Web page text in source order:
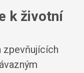
k životní
zpevňujících